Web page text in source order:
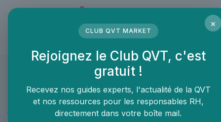
Prévention sante et bien-être
Prévention sante et bien-être
Plateaux repas
×
CLUB QVT MARKET
Rejoignez le Club QVT, c'est
gratuit !
Recevez nos guides experts, l'actualité de la QVT
et nos ressources pour les responsables RH,
directement dans votre boîte mail.
Panneau de gestion des cookies